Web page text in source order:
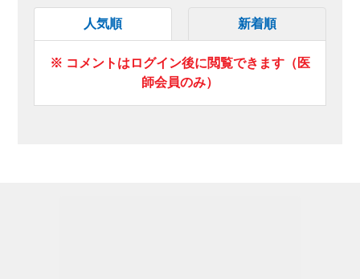
人気順 新着順
※ コメントはログイン後に閲覧できます（医
師会員のみ）